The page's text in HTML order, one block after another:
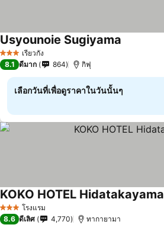
3 ดาว เรียวกัง
Usyounoie Sugiyama
8.1 ดีมาก 864 กิฟุ
เลือกวันที่เพื่อดูราคาในวันนั้นๆ
3 ดาว โรงแรม
KOKO HOTEL Hidatakayama
8.6 ดีเลิศ 4,770 ทากายามา